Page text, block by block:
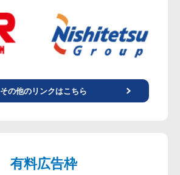
その他のリンクはこちら
有料広告枠